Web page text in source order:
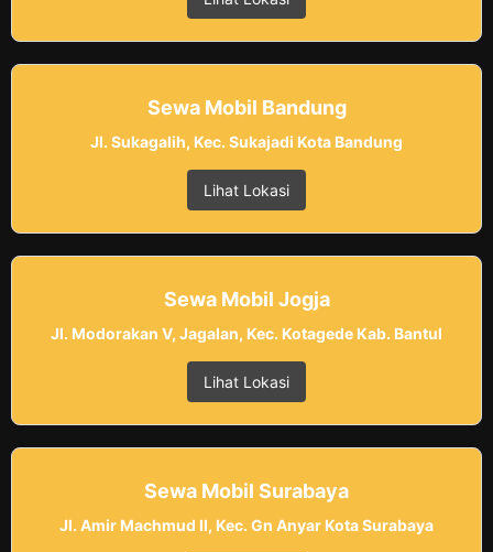
Sewa Mobil Bandung
Jl. Sukagalih, Kec. Sukajadi Kota Bandung
Lihat Lokasi
Sewa Mobil Jogja
Jl. Modorakan V, Jagalan, Kec. Kotagede Kab. Bantul
Lihat Lokasi
Sewa Mobil Surabaya
Jl. Amir Machmud II, Kec. Gn Anyar Kota Surabaya